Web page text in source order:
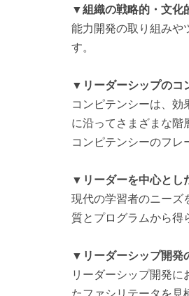
▼組織の戦略的・文化
能力開発の取り組みや
す。
▼リーダーシップのコ
コンピテンシーは、効
に沿ってさまざまな階
コンピテンシーのフレ
▼リーダーを中心とし
現代の学習者のニーズ
質とプログラムから得
▼リーダーシップ開発
リーダーシップ開発
たファシリテータを見